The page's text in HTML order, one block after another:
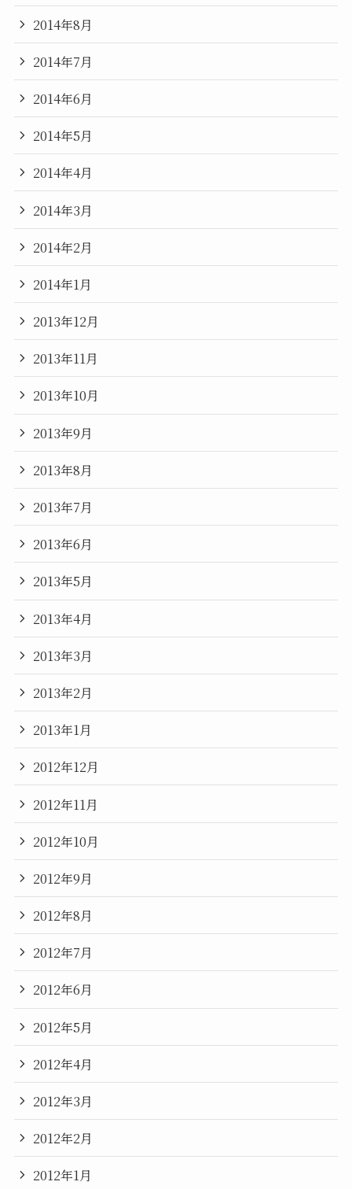
2014年8月
2014年7月
2014年6月
2014年5月
2014年4月
2014年3月
2014年2月
2014年1月
2013年12月
2013年11月
2013年10月
2013年9月
2013年8月
2013年7月
2013年6月
2013年5月
2013年4月
2013年3月
2013年2月
2013年1月
2012年12月
2012年11月
2012年10月
2012年9月
2012年8月
2012年7月
2012年6月
2012年5月
2012年4月
2012年3月
2012年2月
2012年1月